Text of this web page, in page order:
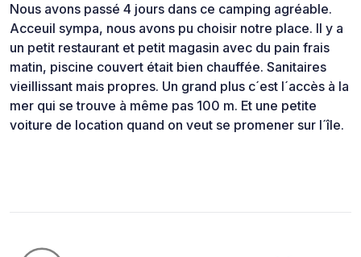
Nous avons passé 4 jours dans ce camping agréable.
Acceuil sympa, nous avons pu choisir notre place. Il y a
un petit restaurant et petit magasin avec du pain frais
matin, piscine couvert était bien chauffée. Sanitaires
vieillissant mais propres. Un grand plus c´est l´accès à la
mer qui se trouve à même pas 100 m. Et une petite
voiture de location quand on veut se promener sur l´île.